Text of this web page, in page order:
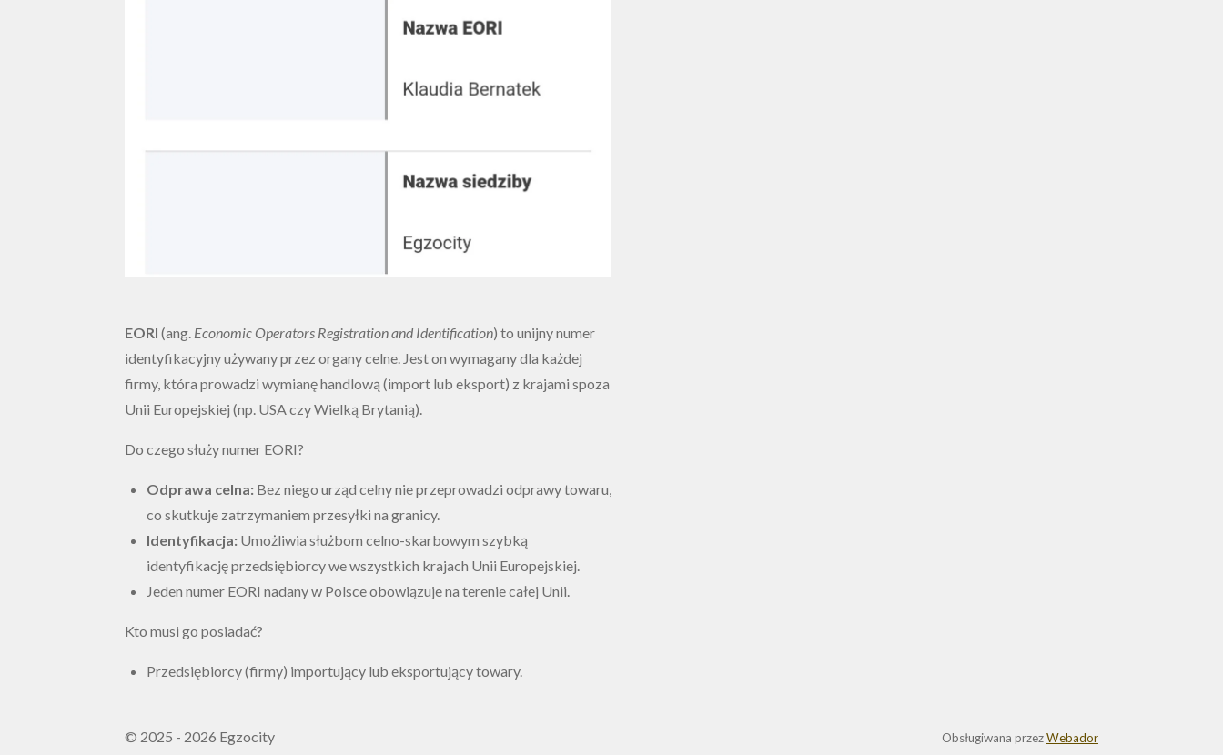
EORI (ang. Economic Operators Registration and Identification) to unijny numer
identyfikacyjny używany przez organy celne. Jest on wymagany dla każdej
firmy, która prowadzi wymianę handlową (import lub eksport) z krajami spoza
Unii Europejskiej (np. USA czy Wielką Brytanią).
Do czego służy numer EORI?
Odprawa celna: Bez niego urząd celny nie przeprowadzi odprawy towaru,
co skutkuje zatrzymaniem przesyłki na granicy.
Identyfikacja: Umożliwia służbom celno-skarbowym szybką
identyfikację przedsiębiorcy we wszystkich krajach Unii Europejskiej.
Jeden numer EORI nadany w Polsce obowiązuje na terenie całej Unii.
Kto musi go posiadać?
Przedsiębiorcy (firmy) importujący lub eksportujący towary.
© 2025 - 2026 Egzocity Obsługiwana przezWebador